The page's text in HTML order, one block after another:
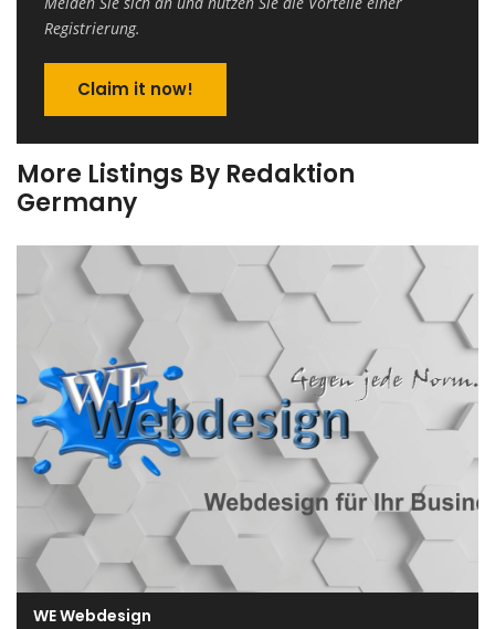
Registrierung.
Claim it now!
More Listings By Redaktion
Germany
WE Webdesign